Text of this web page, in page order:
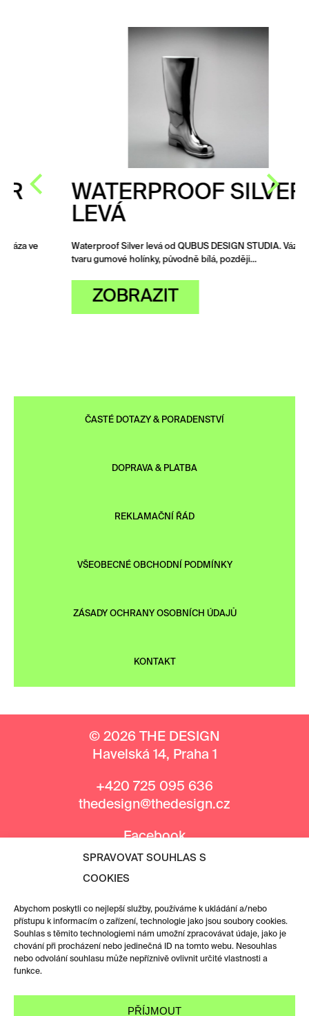
SPRAVOVAT SOUHLAS S
COOKIES
Abychom poskytli co nejlepší služby, používáme k ukládání a/nebo
přístupu k informacím o zařízení, technologie jako jsou soubory cookies.
Souhlas s těmito technologiemi nám umožní zpracovávat údaje, jako je
chování při procházení nebo jedinečná ID na tomto webu. Nesouhlas
nebo odvolání souhlasu může nepříznivě ovlivnit určité vlastnosti a
funkce.
PŘÍJMOUT
WATERPROOF SILVER
LEVÁ
Waterproof Silver levá od QUBUS DESIGN STUDIA. Váza ve
tvaru gumové holínky, původně bílá, později…
ZOBRAZIT
ČASTÉ DOTAZY & PORADENSTVÍ
DOPRAVA & PLATBA
REKLAMAČNÍ ŘÁD
VŠEOBECNÉ OBCHODNÍ PODMÍNKY
ZÁSADY OCHRANY OSOBNÍCH ÚDAJŮ
KONTAKT
© 2026 THE DESIGN
Havelská 14, Praha 1
+420 725 095 636
thedesign@thedesign.cz
Facebook
Instagram